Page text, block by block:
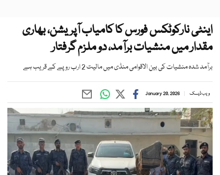
اینٹی نارکوٹکس فورس کا کامیاب آپریشن، بھاری
مقدار میں منشیات برآمد، دو ملزم گرفتار
برآمد شدہ منشیات کی بین الاقوامی منڈی میں مالیت 2 ارب روپے کے قریب ہے
ویب ڈیسک January 20, 2026